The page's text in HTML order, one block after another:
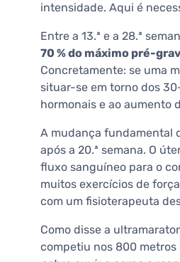
intensidade. Aqui é
Entre a 13.ª e a 28.ª
70 % do máximo pré-
Concretamente: se uma
situar-se em torno dos
hormonais e ao aumento
A mudança fundamental
após a 20.ª semana. O
fluxo sanguíneo para o
muitos exercícios de
com um fisioterapeuta
Como disse a
competiu nos 800 metros